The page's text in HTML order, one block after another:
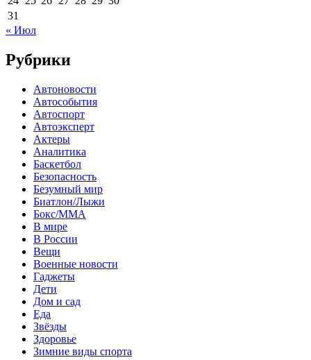
31
« Июл
Рубрики
Автоновости
Автособытия
Автоспорт
Автоэксперт
Актеры
Аналитика
Баскетбол
Безопасность
Безумный мир
Биатлон/Лыжи
Бокс/MMA
В мире
В России
Вещи
Военные новости
Гаджеты
Дети
Дом и сад
Еда
Звёзды
Здоровье
Зимние виды спорта